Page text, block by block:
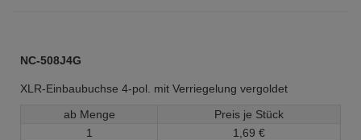
NC-508J4G
XLR-Einbaubuchse 4-pol. mit Verriegelung vergoldet
ab Menge
Preis je Stück
1
1, 69 €